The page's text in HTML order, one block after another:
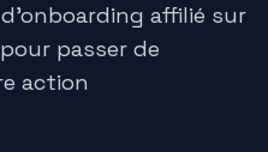
affilié sur
passer de
action